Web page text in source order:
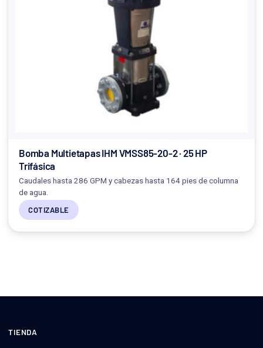
Bomba Multietapas IHM VMSS85-20-2 · 25 HP
Trifásica
Caudales hasta 286 GPM y cabezas hasta 164 pies de columna
de agua.
COTIZABLE
TIENDA